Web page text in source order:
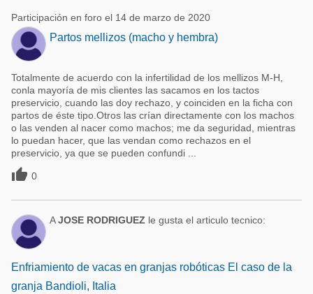
Participación en foro el 14 de marzo de 2020
Partos mellizos (macho y hembra)
Totalmente de acuerdo con la infertilidad de los mellizos M-H,
conla mayoría de mis clientes las sacamos en los tactos
preservicio, cuando las doy rechazo, y coinciden en la ficha con
partos de éste tipo.Otros las crían directamente con los machos
o las venden al nacer como machos; me da seguridad, mientras
lo puedan hacer, que las vendan como rechazos en el
preservicio, ya que se pueden confundi ...
 0
AJOSE RODRIGUEZ le gusta el articulo tecnico:
Enfriamiento de vacas en granjas robóticas El caso de la
granja Bandioli, Italia